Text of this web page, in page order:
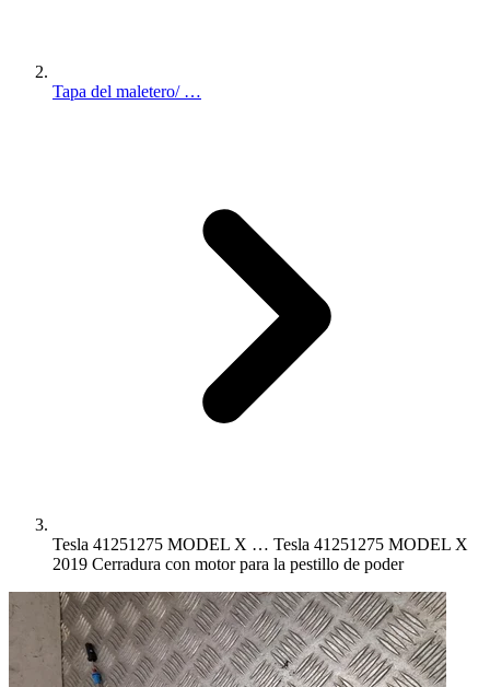
Tapa del maletero/ …
Tesla 41251275 MODEL X … Tesla 41251275 MODEL X
2019 Cerradura con motor para la pestillo de poder